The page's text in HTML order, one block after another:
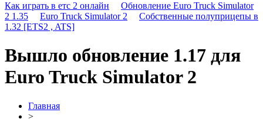
Как играть в етс 2 онлайн
Обновление Euro Truck Simulator
2 1.35
Euro Truck Simulator 2
Собственные полуприцепы в
1.32 [ETS2 , ATS]
Вышло обновление 1.17 для
Euro Truck Simulator 2
Главная
>